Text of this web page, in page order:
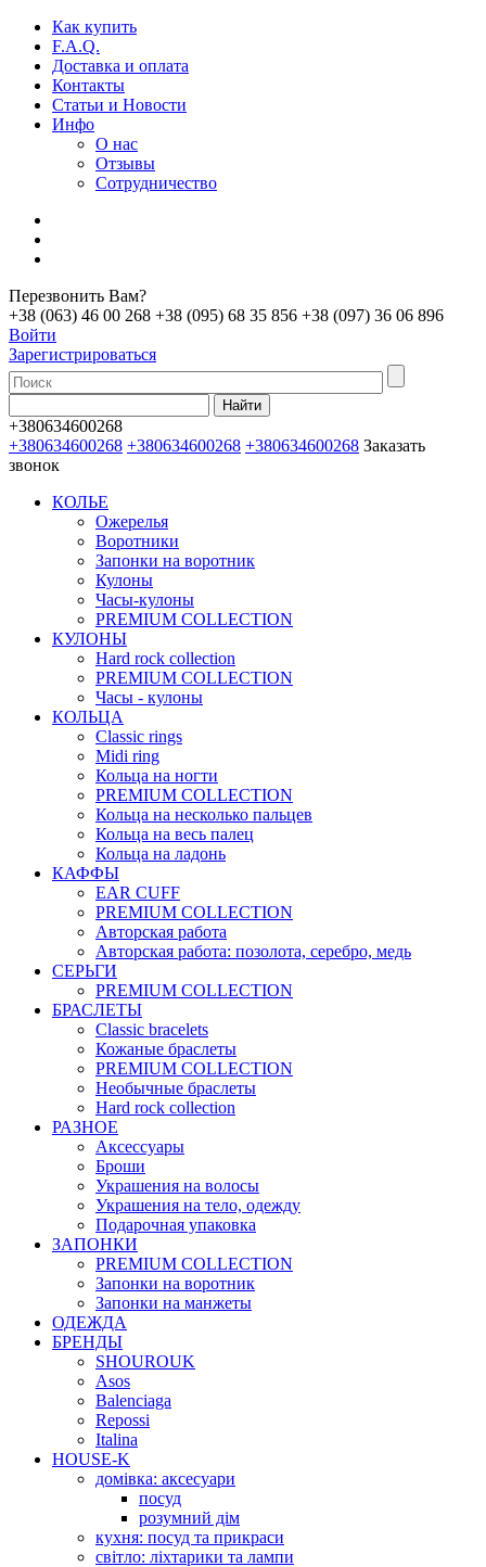
Как купить
F.A.Q.
Доставка и оплата
Контакты
Статьи и Новости
Инфо
О нас
Отзывы
Сотрудничество
Перезвонить Вам?
+38 (063) 46 00 268 +38 (095) 68 35 856 +38 (097) 36 06 896
Войти
Зарегистрироваться
+380634600268
+380634600268 +380634600268 +380634600268 Заказать
звонок
КОЛЬЕ
Ожерелья
Воротники
Запонки на воротник
Кулоны
Часы-кулоны
PREMIUM COLLECTION
КУЛОНЫ
Hard rock collection
PREMIUM COLLECTION
Часы - кулоны
КОЛЬЦА
Classic rings
Midi ring
Кольца на ногти
PREMIUM COLLECTION
Кольца на несколько пальцев
Кольца на весь палец
Кольца на ладонь
КАФФЫ
EAR CUFF
PREMIUM COLLECTION
Авторская работа
Авторская работа: позолота, серебро, медь
СЕРЬГИ
PREMIUM COLLECTION
БРАСЛЕТЫ
Classic bracelets
Кожаные браслеты
PREMIUM COLLECTION
Необычные браслеты
Hard rock collection
РАЗНОЕ
Аксессуары
Броши
Украшения на волосы
Украшения на тело, одежду
Подарочная упаковка
ЗАПОНКИ
PREMIUM COLLECTION
Запонки на воротник
Запонки на манжеты
ОДЕЖДА
БРЕНДЫ
SHOUROUK
Asos
Balenciaga
Repossi
Italina
HOUSE-K
домівка: аксесуари
посуд
розумний дім
кухня: посуд та прикраси
світло: ліхтарики та лампи